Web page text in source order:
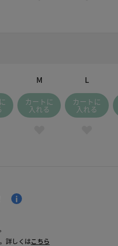
M
カートに
入れる
L
カートに
入れる
詳しくはこちら